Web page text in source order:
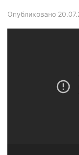
Опубликовано